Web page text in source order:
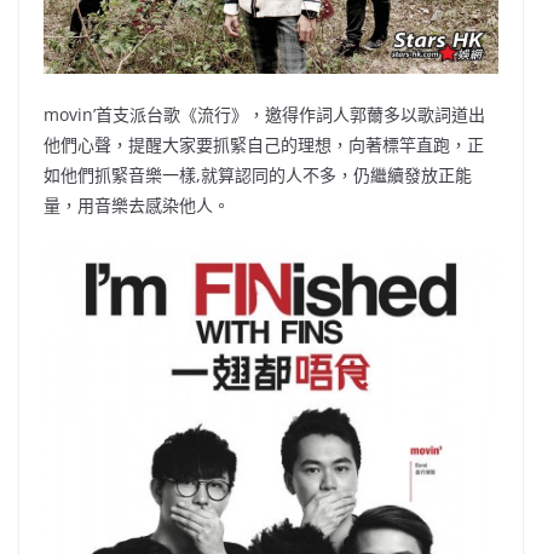
movin’首支派台歌《流行》，邀得作詞人郭薾多以歌詞道出
他們心聲，提醒大家要抓緊自己的理想，向著標竿直跑，正
如他們抓緊音樂一樣,就算認同的人不多，仍繼續發放正能
量，用音樂去感染他人。